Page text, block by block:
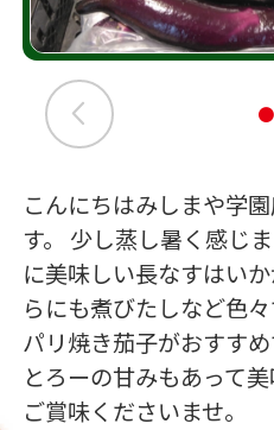
こんにちはみしまや学
す。 少し蒸し暑く感じ
に美味しい長なすはい
らにも煮びたしなど色
パリ焼き茄子がおすす
とろーの甘みもあって
ご賞味くださいませ。